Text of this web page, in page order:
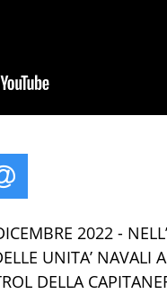
2022 -
UNITA’
DELLA